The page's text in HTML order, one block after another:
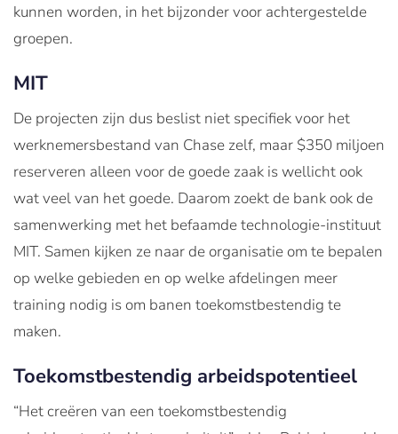
kunnen worden, in het bijzonder voor achtergestelde
groepen.
MIT
De projecten zijn dus beslist niet specifiek voor het
werknemersbestand van Chase zelf, maar $350 miljoen
reserveren alleen voor de goede zaak is wellicht ook
wat veel van het goede. Daarom zoekt de bank ook de
samenwerking met het befaamde technologie-instituut
MIT. Samen kijken ze naar de organisatie om te bepalen
op welke gebieden en op welke afdelingen meer
training nodig is om banen toekomstbestendig te
maken.
Toekomstbestendig arbeidspotentieel
“Het creëren van een toekomstbestendig